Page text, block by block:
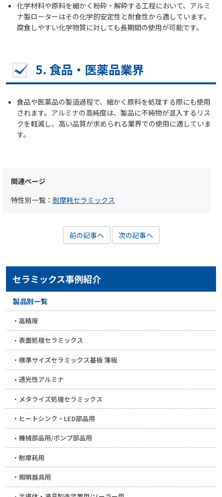
化学材料や原料を細かく粉砕・解砕する工程において、アルミ
ナ製ローターはその化学的安定性と耐食性から適しています。
腐食しやすい化学物質に対しても長期間の使用が可能です。
5. 食品・医薬品業界
食品や医薬品の製造過程で、細かく原料を処理する際にも使用
されます。アルミナの高純度は、製品に不純物が混入するリス
クを軽減し、高い品質が求められる業界での使用に適していま
す。
関連ページ
特性別一覧： 耐摩耗セラミックス
前の記事へ 次の記事へ
セラミックス事例紹介
製品別一覧
高精度
表面処理セラミックス
標準サイズセラミックス基板 薄板
透光性アルミナ
メタライズ処理セラミックス
ヒートシンク・LED部品用
機械部品用/ポンプ部品用
耐摩耗用
照明器具用